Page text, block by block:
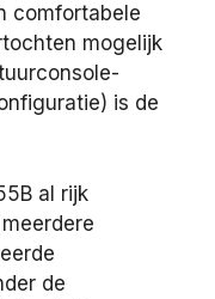
comfortabele
mogelijk
is de
al rijk
de